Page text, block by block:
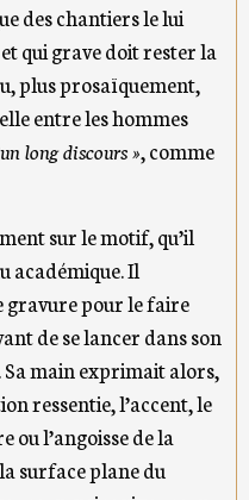
des chantiers le lui
qui grave doit rester la
plus prosaïquement,
entre les hommes
long discours », comme
sur le motif, qu’il
académique. Il
gravure pour le faire
de se lancer dans son
Sa main exprimait alors,
ressentie, l’accent, le
ou l’angoisse de la
surface plane du